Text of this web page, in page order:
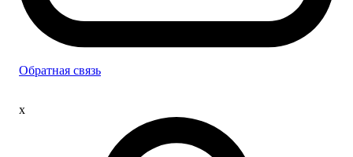
Обратная связь
x